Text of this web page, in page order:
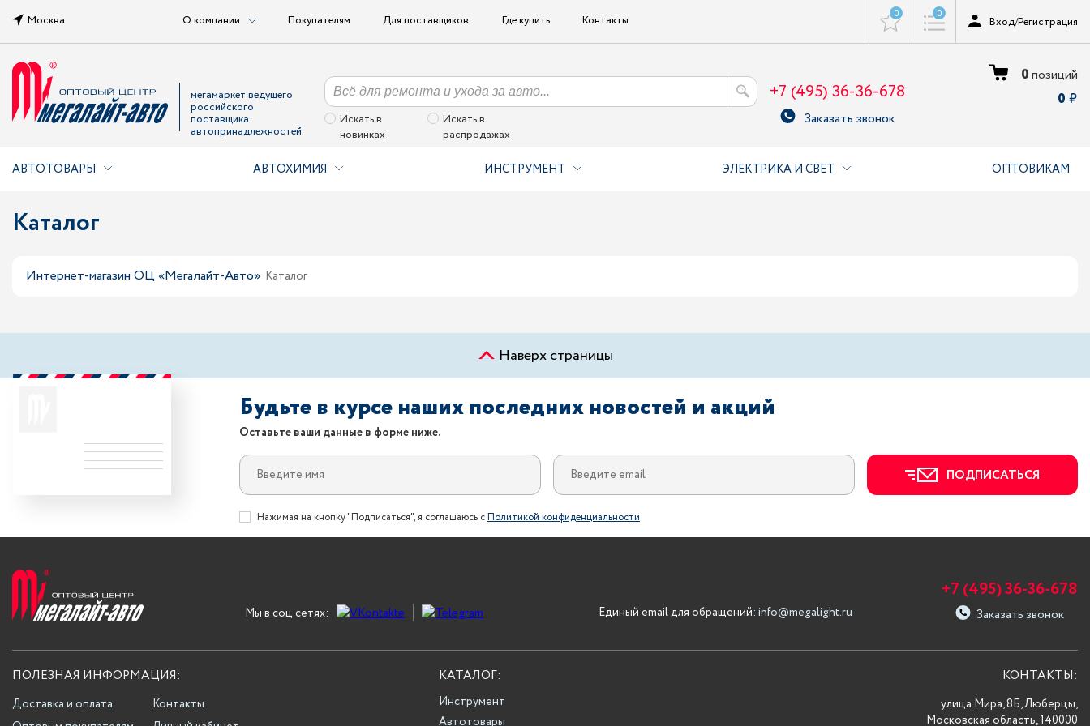
Москва О компании Покупателям Для поставщиков Где купить Контакты 0 0
Вход/Регистрация
мегамаркет ведущего
российского
поставщика
автопринадлежностей
Искать в
новинках
Искать в
распродажах
+7 (495) 36-36-678
Заказать звонок
0позиций
0
АВТОТОВАРЫ АВТОХИМИЯ ИНСТРУМЕНТ ЭЛЕКТРИКА И СВЕТ ОПТОВИКАМ
Каталог
Интернет-магазин ОЦ «Мегалайт-Авто» Каталог
Наверх страницы
Будьте в курсе наших последних новостей и акций
Оставьте ваши данные в форме ниже.
ПОДПИСАТЬСЯ
Нажимая на кнопку "Подписаться", я соглашаюсь сПолитикой конфиденциальности
Мы в соц сетях: Единый email для обращений: info@megalight.ru
+7 (495) 36-36-678
Заказать звонок
ПОЛЕЗНАЯ ИНФОРМАЦИЯ:
Доставка и оплата
Контакты
КАТАЛОГ:
Инструмент
Автотовары
КОНТАКТЫ:
улица Мира, 8Б, Люберцы,
Московская область, 140000